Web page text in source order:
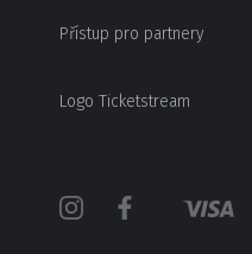
Přístup pro partnery
Logo Ticketstream